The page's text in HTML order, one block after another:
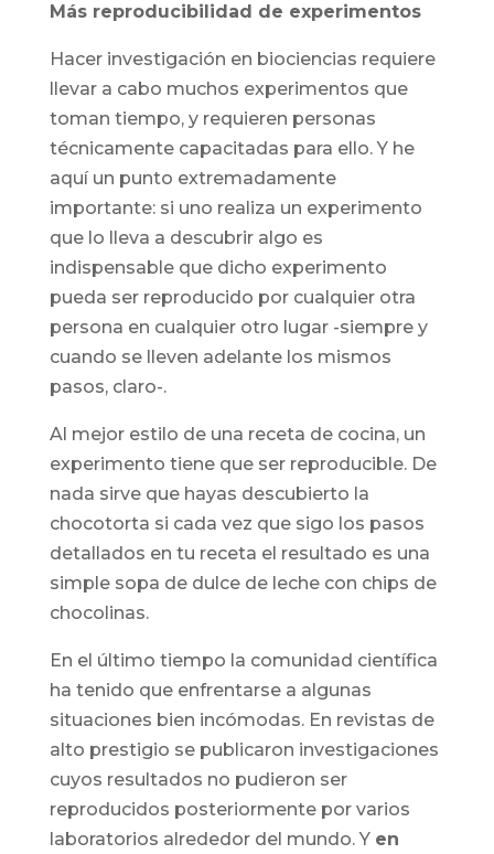
Más reproducibilidad de experimentos
Hacer investigación en biociencias requiere
llevar a cabo muchos experimentos que
toman tiempo, y requieren personas
técnicamente capacitadas para ello. Y he
aquí un punto extremadamente
importante: si uno realiza un experimento
que lo lleva a descubrir algo es
indispensable que dicho experimento
pueda ser reproducido por cualquier otra
persona en cualquier otro lugar -siempre y
cuando se lleven adelante los mismos
pasos, claro-.
Al mejor estilo de una receta de cocina, un
experimento tiene que ser reproducible. De
nada sirve que hayas descubierto la
chocotorta si cada vez que sigo los pasos
detallados en tu receta el resultado es una
simple sopa de dulce de leche con chips de
chocolinas.
En el último tiempo la comunidad científica
ha tenido que enfrentarse a algunas
situaciones bien incómodas. En revistas de
alto prestigio se publicaron investigaciones
cuyos resultados no pudieron ser
reproducidos posteriormente por varios
laboratorios alrededor del mundo. Y en